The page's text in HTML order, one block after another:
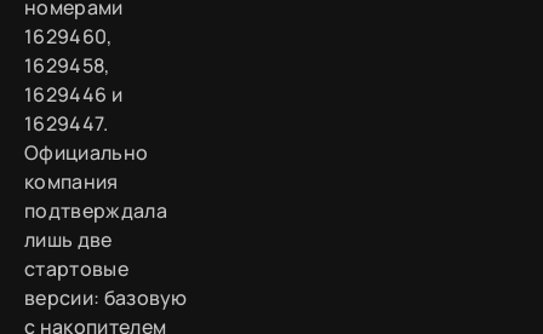
номерами
1629460,
1629458,
1629446 и
1629447.
Официально
компания
подтверждала
лишь две
стартовые
версии: базовую
с накопителем